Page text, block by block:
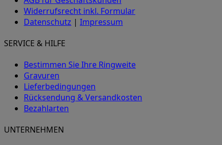
Widerrufsrecht inkl. Formular
Datenschutz | Impressum
SERVICE & HILFE
Bestimmen Sie Ihre Ringweite
Gravuren
Lieferbedingungen
Rücksendung & Versandkosten
Bezahlarten
UNTERNEHMEN